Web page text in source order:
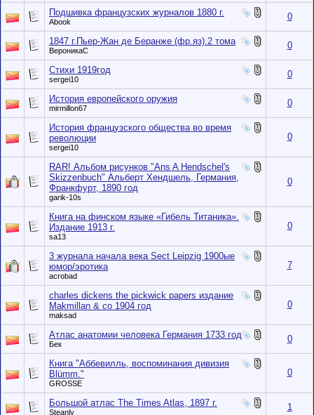
Подшивка французских журналов 1880 г.
Abook 0
1847 г.Пьер-Жан де Беранже (фр.яз).2 тома
ВероникаС 0
Стихи 1919год
sergei10 0
История европейского оружия
mirmillon67 0
История французского общества во время
революции
sergei10
0
RAR! Альбом рисунков "Ans A Hendschel's
Skizzenbuch" Альберт Хендшель, Германия,
Франкфурт, 1890 год
garik-10s
0
Книга на финском языке «Гибель Титаника».
Издание 1913 г.
sa13
0
3 журнала начала века Sect Leipzig 1900ые
юмор/эротика
acrobad
7
charles dickens the pickwick papers издание
Makmillan & co 1904 год
maksad
0
Атлас анатомии человека Германия 1733 год
Бек 0
Книга "Аббевилль, воспоминания дивизия
Blümm."
GROSSE
0
Большой атлас The Times Atlas, 1897 г.
Steanly 1